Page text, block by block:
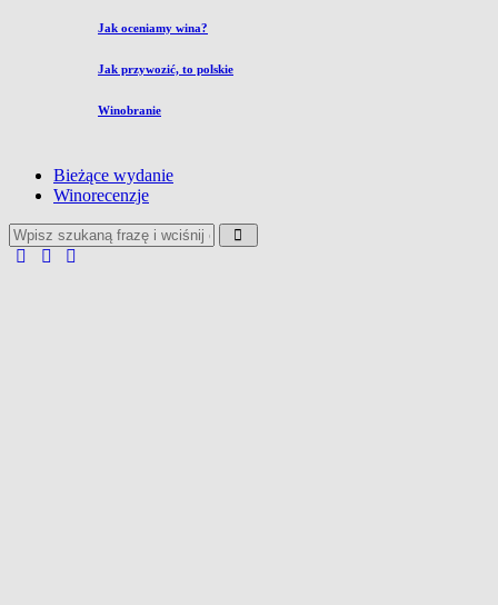
Jak oceniamy wina?
Jak przywozić, to polskie
Winobranie
Bieżące wydanie
Winorecenzje